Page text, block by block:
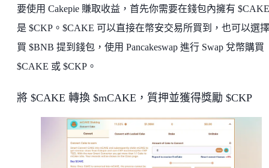
要使用 Cakepie 賺取收益，首先你需要在錢包內擁有
是 $CKP。$CAKE 可以直接在幣安交易所買到，也可以選
買 $BNB 提到錢包，使用 Pancakeswap 進行 Swap 兌幣購買
$CAKE 或 $CKP。
將 $CAKE 轉換 $mCAKE，質押並獲得獎勵 $CKP